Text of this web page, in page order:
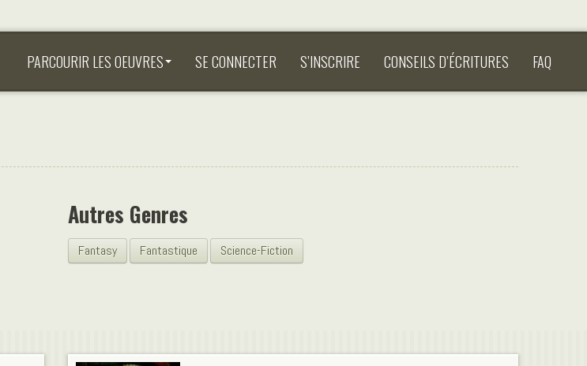
PARCOURIR LES OEUVRES SE CONNECTER S’INSCRIRE CONSEILS D’ÉCRITURES FAQ
Autres Genres
Fantasy Fantastique Science-Fiction